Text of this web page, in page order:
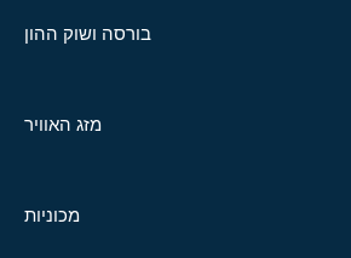
בורסה ושוק ההון
מזג האוויר
מכוניות